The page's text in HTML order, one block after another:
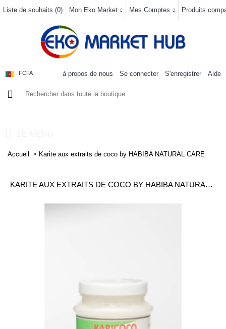
Liste de souhaits (0) Mon Eko Market Mes Comptes Produits
FCFA à propos de nous Se connecter S'enregistrer Aide
Accueil Karite aux extraits de coco by HABIBA NATURAL CARE
KARITE AUX EXTRAITS DE COCO BY HABIBA NATURAL CARE